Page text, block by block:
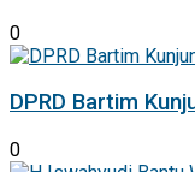
0
DPRD Bartim
0